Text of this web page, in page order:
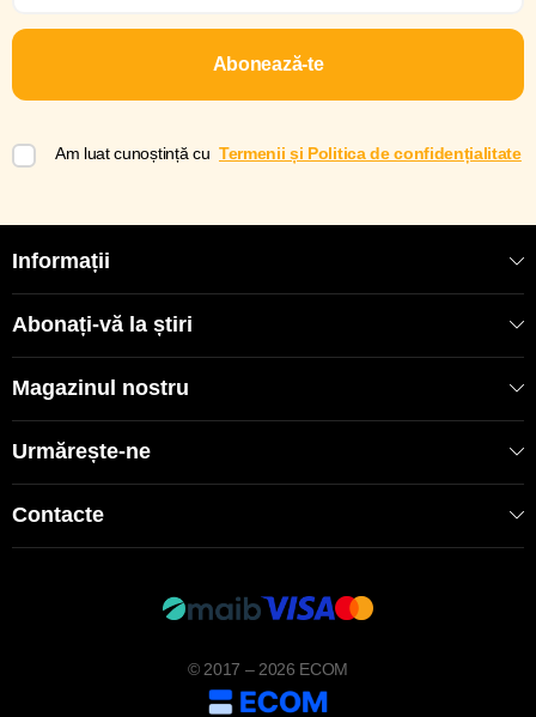
Abonează-te
Am luat cunoștință cu Termenii și Politica de confidențialitate
Informații
Abonați-vă la știri
Magazinul nostru
Urmărește-ne
Contacte
© 2017 – 2026 ECOM